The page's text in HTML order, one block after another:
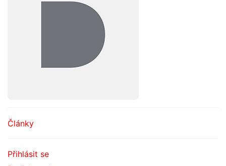
Články
Přihlásit se